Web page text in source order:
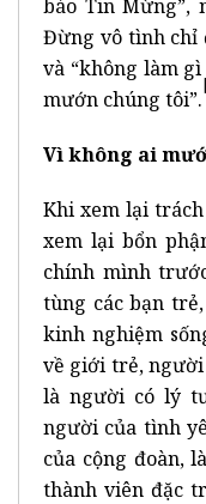
báo Tin Mừng”,
Đừng vô tình chỉ
và “không làm
mướn chúng tôi”.
Vì không ai
Khi xem lại
xem lại bổn
chính mình
tùng các bạn
kinh nghiệm
về giới trẻ,
là người có lý
người của tình
của cộng đoàn,
thành viên đặc